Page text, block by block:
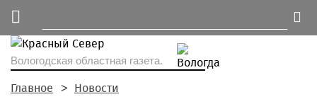
Вологодская областная газета.
Главное Новости